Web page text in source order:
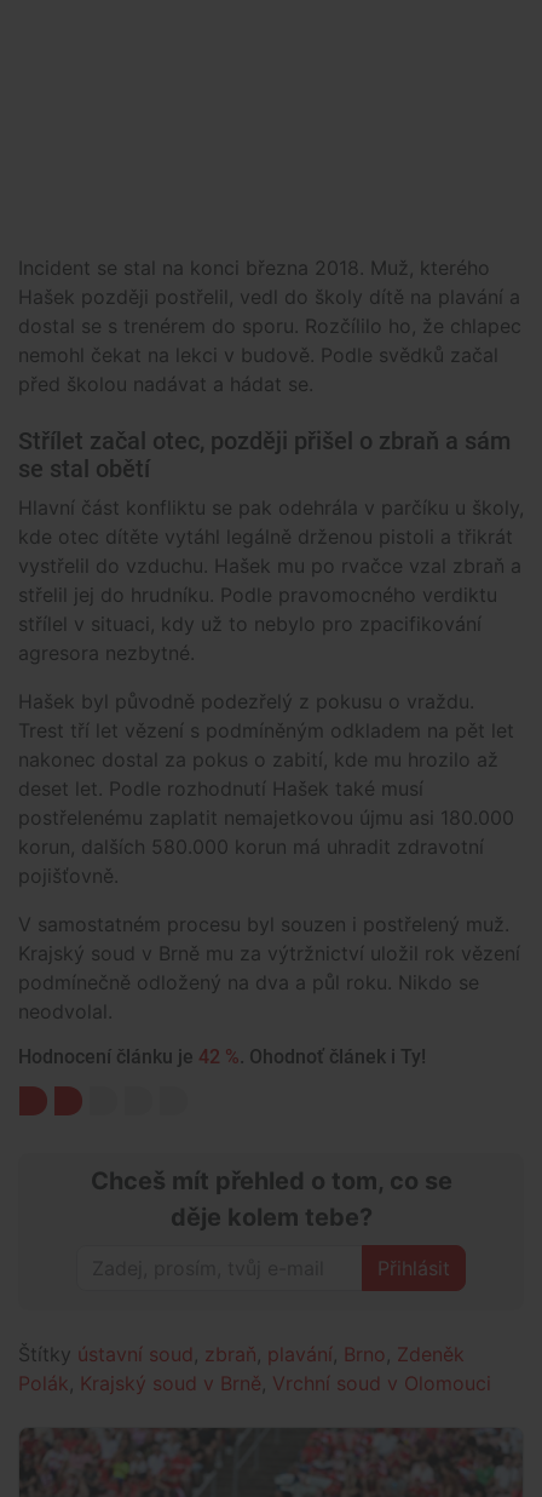
Incident se stal na konci března 2018. Muž, kterého
Hašek později postřelil, vedl do školy dítě na plavání a
dostal se s trenérem do sporu. Rozčílilo ho, že chlapec
nemohl čekat na lekci v budově. Podle svědků začal
před školou nadávat a hádat se.
Střílet začal otec, později přišel o zbraň a sám
se stal obětí
Hlavní část konfliktu se pak odehrála v parčíku u školy,
kde otec dítěte vytáhl legálně drženou pistoli a třikrát
vystřelil do vzduchu. Hašek mu po rvačce vzal zbraň a
střelil jej do hrudníku. Podle pravomocného verdiktu
střílel v situaci, kdy už to nebylo pro zpacifikování
agresora nezbytné.
Hašek byl původně podezřelý z pokusu o vraždu.
Trest tří let vězení s podmíněným odkladem na pět let
nakonec dostal za pokus o zabití, kde mu hrozilo až
deset let. Podle rozhodnutí Hašek také musí
postřelenému zaplatit nemajetkovou újmu asi 180.000
korun, dalších 580.000 korun má uhradit zdravotní
pojišťovně.
V samostatném procesu byl souzen i postřelený muž.
Krajský soud v Brně mu za výtržnictví uložil rok vězení
podmínečně odložený na dva a půl roku. Nikdo se
neodvolal.
Hodnocení článku je 42 %. Ohodnoť článek i Ty!
Chceš mít přehled o tom, co se
děje kolem tebe?
Přihlásit
Štítky ústavní soud zbraň plavání Brno
Zdeněk
Polák
Krajský soud v Brně Vrchní soud v Olomouci